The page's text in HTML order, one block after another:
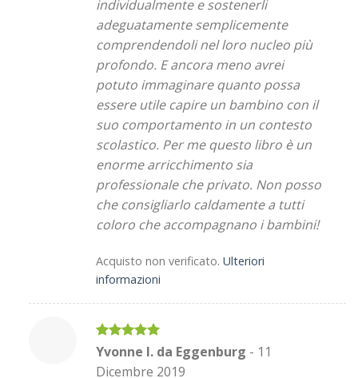
individualmente e sostenerli
adeguatamente semplicemente
comprendendoli nel loro nucleo più
profondo. E ancora meno avrei
potuto immaginare quanto possa
essere utile capire un bambino con il
suo comportamento in un contesto
scolastico. Per me questo libro è un
enorme arricchimento sia
professionale che privato. Non posso
che consigliarlo caldamente a tutti
coloro che accompagnano i bambini!
Acquisto non verificato. Ulteriori
informazioni
Valutato 5
Yvonne I. da Eggenburg - 11
Dicembre 2019